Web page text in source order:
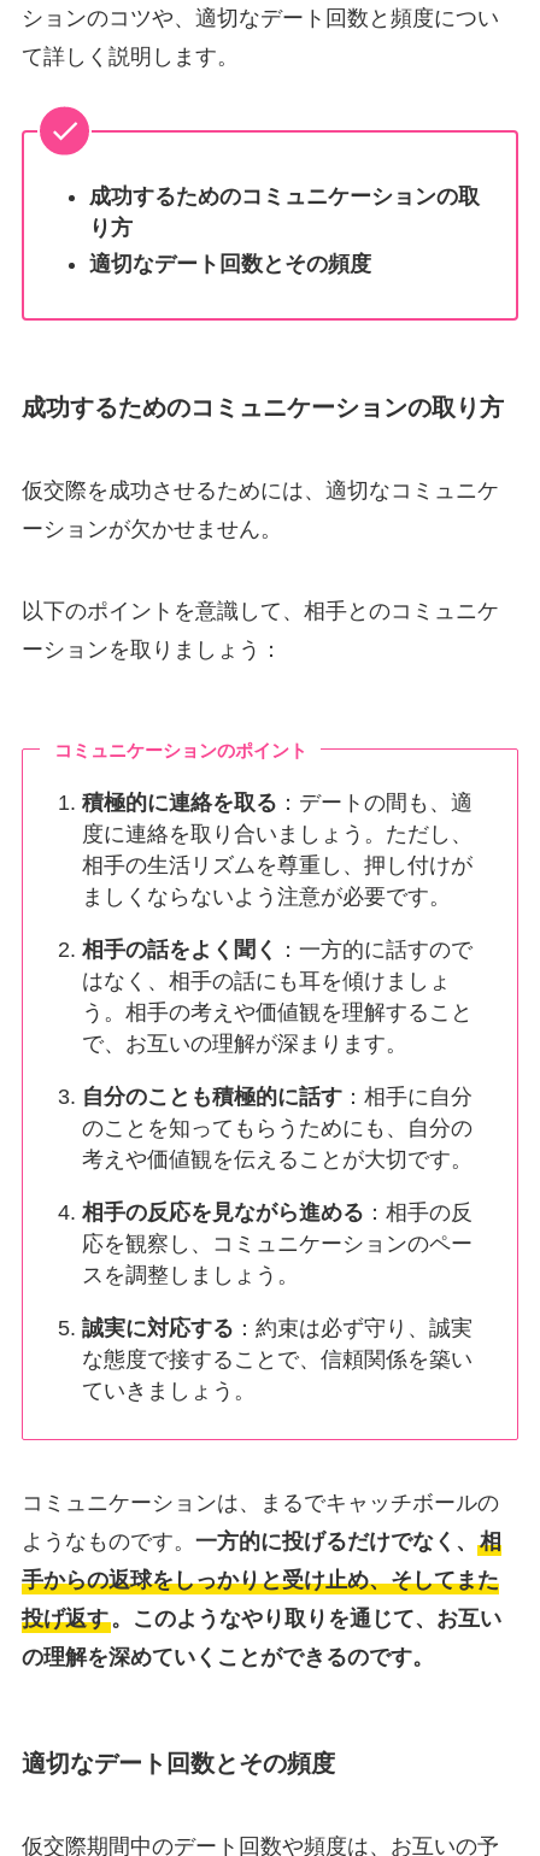
ションのコツや、適切なデート回数と頻度につい
て詳しく説明します。
成功するためのコミュニケーションの取
り方
適切なデート回数とその頻度
成功するためのコミュニケーションの取り方
仮交際を成功させるためには、適切なコミュニケ
ーションが欠かせません。
以下のポイントを意識して、相手とのコミュニケ
ーションを取りましょう：
コミュニケーションのポイント
積極的に連絡を取る ：デートの間も、適
度に連絡を取り合いましょう。ただし、
相手の生活リズムを尊重し、押し付けが
ましくならないよう注意が必要です。
相手の話をよく聞く
：一方的に話すので
はなく、相手の話にも耳を傾けましょ
う。相手の考えや価値観を理解すること
で、お互いの理解が深まります。
自分のことも積極的に話す ：相手に自分
のことを知ってもらうためにも、自分の
考えや価値観を伝えることが大切です。
相手の反応を見ながら進める ：相手の反
応を観察し、コミュニケーションのペー
スを調整しましょう。
誠実に対応する ：約束は必ず守り、誠実
な態度で接することで、信頼関係を築い
ていきましょう。
コミュニケーションは、まるでキャッチボールの
ようなものです。 一方的に投げるだけでなく、 相
手からの返球をしっかりと受け止め、そしてまた
投げ返す。このようなやり取りを通じて、お互い
の理解を深めていくことができるのです。
適切なデート回数とその頻度
仮交際期間中のデート回数や頻度は、お互いの予